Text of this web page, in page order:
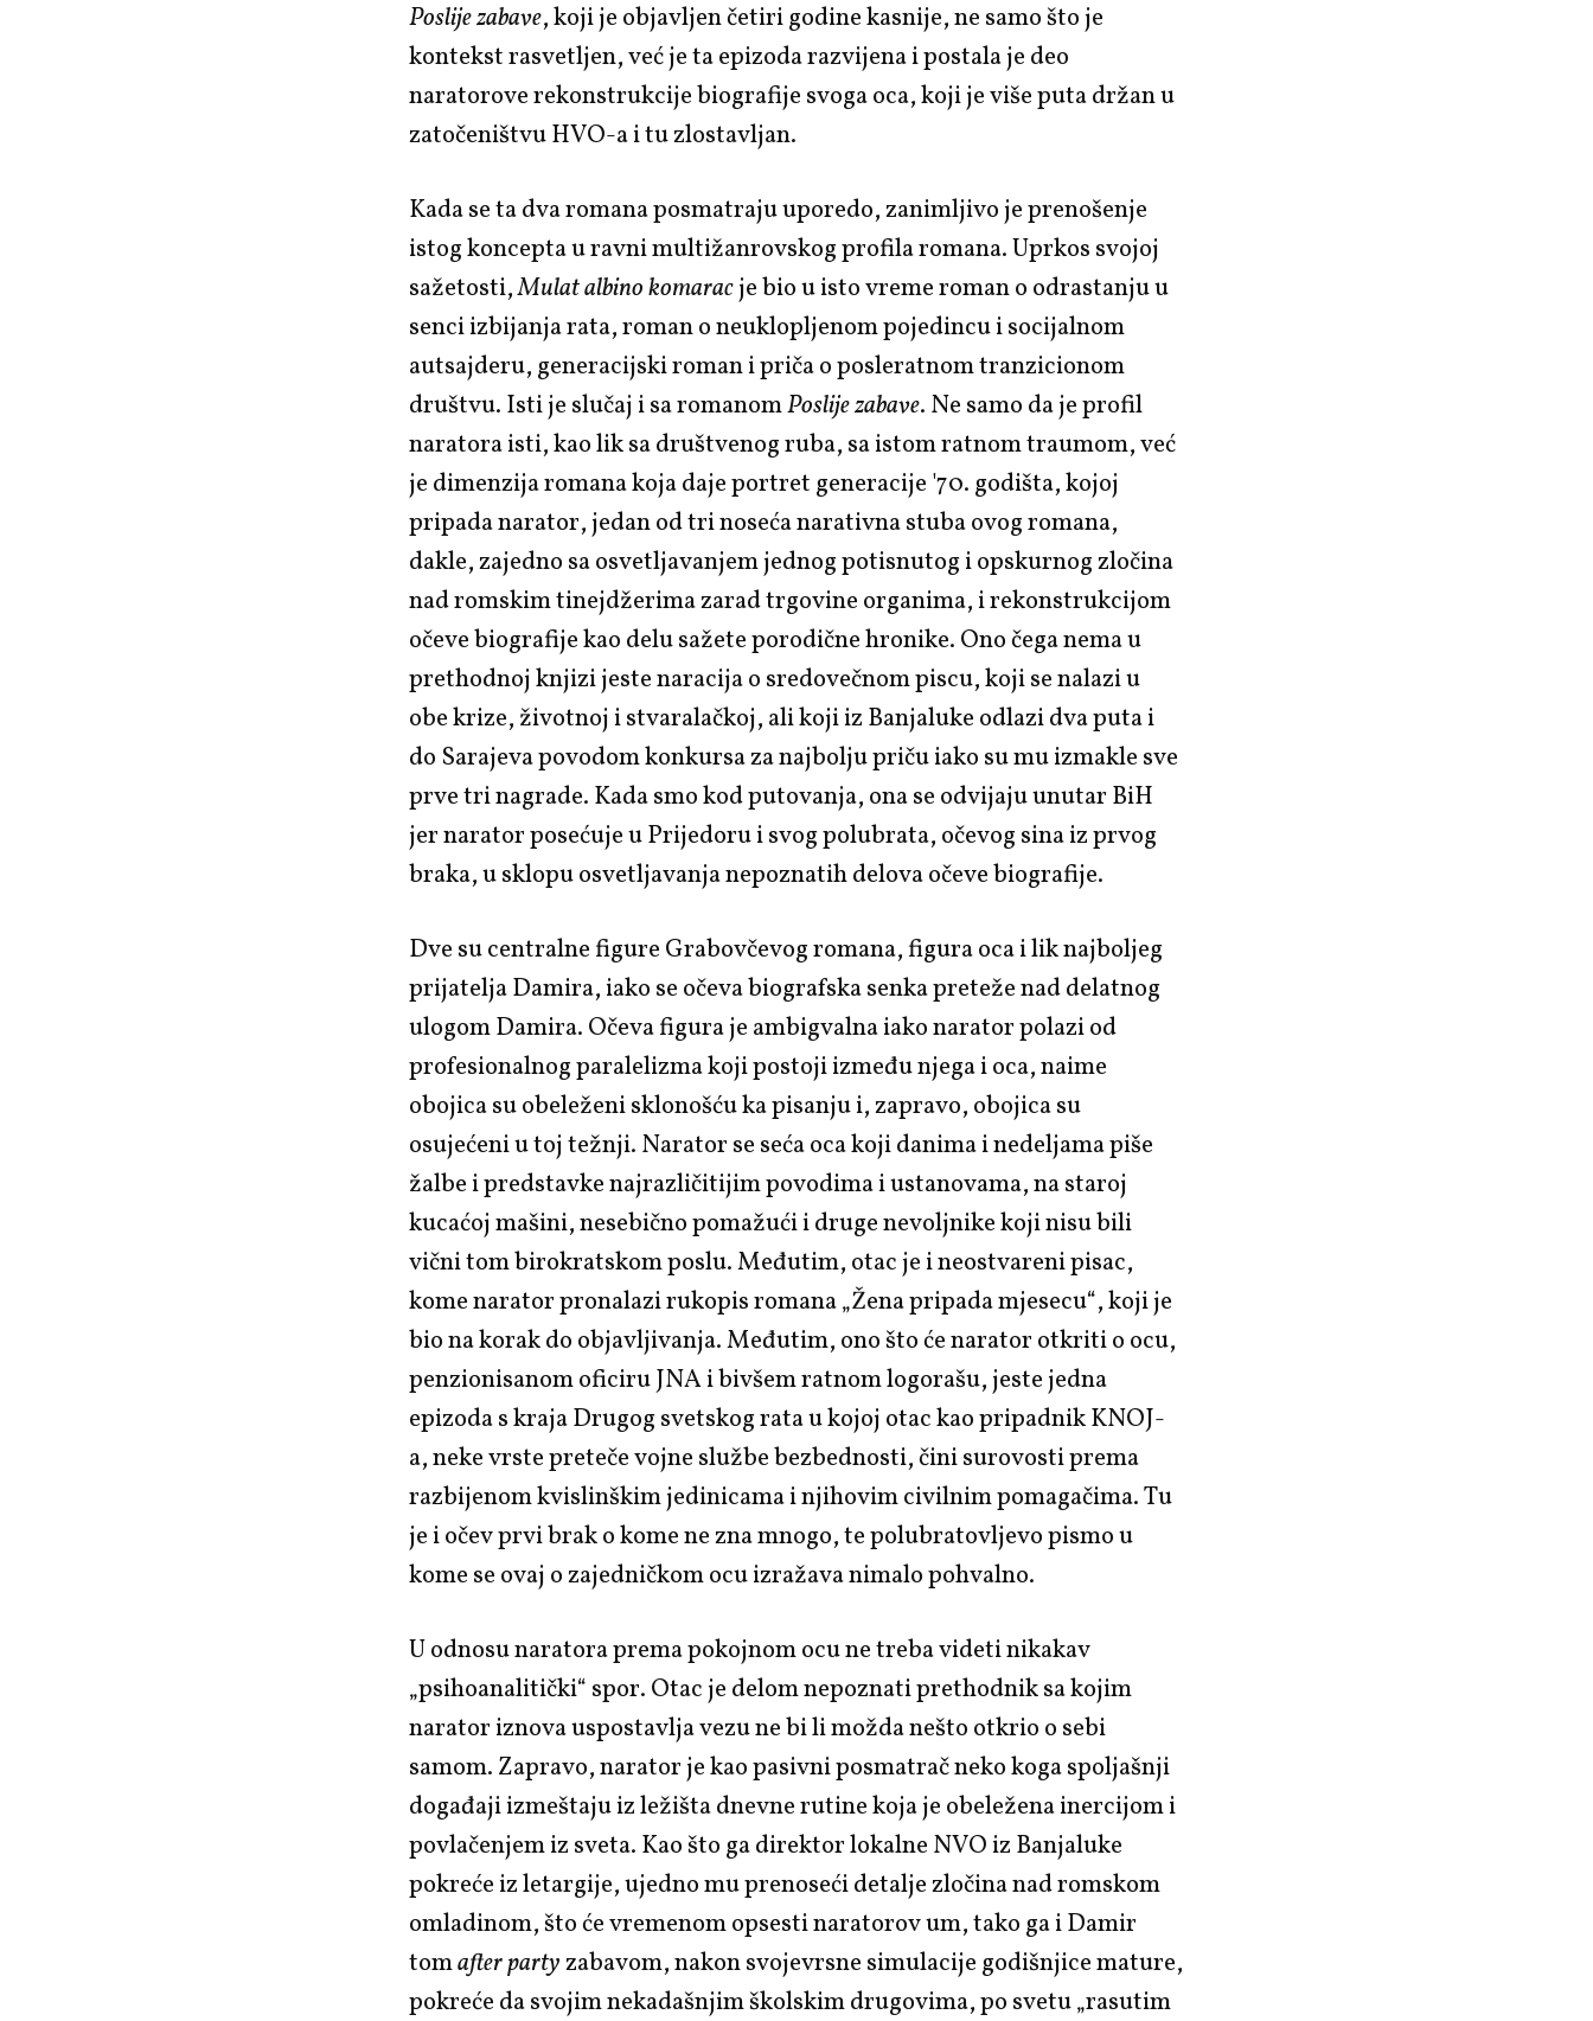
Poslije zabave, koji je objavljen četiri godine kasnije, ne samo što je
kontekst rasvetljen, već je ta epizoda razvijena i postala je deo
naratorove rekonstrukcije biografije svoga oca, koji je više puta držan u
zatočeništvu HVO-a i tu zlostavljan.
Kada se ta dva romana posmatraju uporedo, zanimljivo je prenošenje
istog koncepta u ravni multižanrovskog profila romana. Uprkos svojoj
sažetosti,Mulat albino komaracje bio u isto vreme roman o odrastanju u
senci izbijanja rata, roman o neuklopljenom pojedincu i socijalnom
autsajderu, generacijski roman i priča o posleratnom tranzicionom
društvu. Isti je slučaj i sa romanomPoslije zabave. Ne samo da je profil
naratora isti, kao lik sa društvenog ruba, sa istom ratnom traumom, već
je dimenzija romana koja daje portret generacije '70. godišta, kojoj
pripada narator, jedan od tri noseća narativna stuba ovog romana,
dakle, zajedno sa osvetljavanjem jednog potisnutog i opskurnog zločina
nad romskim tinejdžerima zarad trgovine organima, i rekonstrukcijom
očeve biografije kao delu sažete porodične hronike. Ono čega nema u
prethodnoj knjizi jeste naracija o sredovečnom piscu, koji se nalazi u
obe krize, životnoj i stvaralačkoj, ali koji iz Banjaluke odlazi dva puta i
do Sarajeva povodom konkursa za najbolju priču iako su mu izmakle sve
prve tri nagrade. Kada smo kod putovanja, ona se odvijaju unutar BiH
jer narator posećuje u Prijedoru i svog polubrata, očevog sina iz prvog
braka, u sklopu osvetljavanja nepoznatih delova očeve biografije.
Dve su centralne figure Grabovčevog romana, figura oca i lik najboljeg
prijatelja Damira, iako se očeva biografska senka preteže nad delatnog
ulogom Damira. Očeva figura je ambigvalna iako narator polazi od
profesionalnog paralelizma koji postoji između njega i oca, naime
obojica su obeleženi sklonošću ka pisanju i, zapravo, obojica su
osujećeni u toj težnji. Narator se seća oca koji danima i nedeljama piše
žalbe i predstavke najrazličitijim povodima i ustanovama, na staroj
kucaćoj mašini, nesebično pomažući i druge nevoljnike koji nisu bili
vični tom birokratskom poslu. Međutim, otac je i neostvareni pisac,
kome narator pronalazi rukopis romana „Žena pripada mjesecu“, koji je
bio na korak do objavljivanja. Međutim, ono što će narator otkriti o ocu,
penzionisanom oficiru JNA i bivšem ratnom logorašu, jeste jedna
epizoda s kraja Drugog svetskog rata u kojoj otac kao pripadnik KNOJ-
a, neke vrste preteče vojne službe bezbednosti, čini surovosti prema
razbijenom kvislinškim jedinicama i njihovim civilnim pomagačima. Tu
je i očev prvi brak o kome ne zna mnogo, te polubratovljevo pismo u
kome se ovaj o zajedničkom ocu izražava nimalo pohvalno.
U odnosu naratora prema pokojnom ocu ne treba videti nikakav
„psihoanalitički“ spor. Otac je delom nepoznati prethodnik sa kojim
narator iznova uspostavlja vezu ne bi li možda nešto otkrio o sebi
samom. Zapravo, narator je kao pasivni posmatrač neko koga spoljašnji
događaji izmeštaju iz ležišta dnevne rutine koja je obeležena inercijom i
povlačenjem iz sveta. Kao što ga direktor lokalne NVO iz Banjaluke
pokreće iz letargije, ujedno mu prenoseći detalje zločina nad romskom
omladinom, što će vremenom opsesti naratorov um, tako ga i Damir
tomafter partyzabavom, nakon svojevrsne simulacije godišnjice mature,
pokreće da svojim nekadašnjim školskim drugovima, po svetu „rasutim